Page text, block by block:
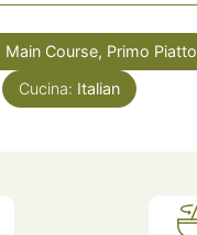
Main Course, Primo Piatto
Cucina: Italian